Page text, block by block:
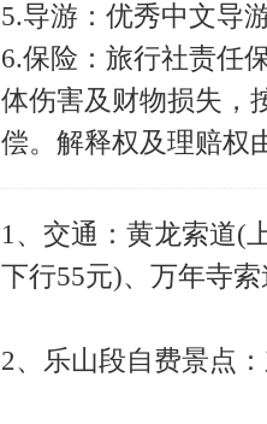
5.导游：优秀中文导
6.保险：旅行社责任
体伤害及财物损失，
偿。解释权及理赔权
1、交通：黄龙索道(
下行55元)、万年寺
2、乐山段自费景点